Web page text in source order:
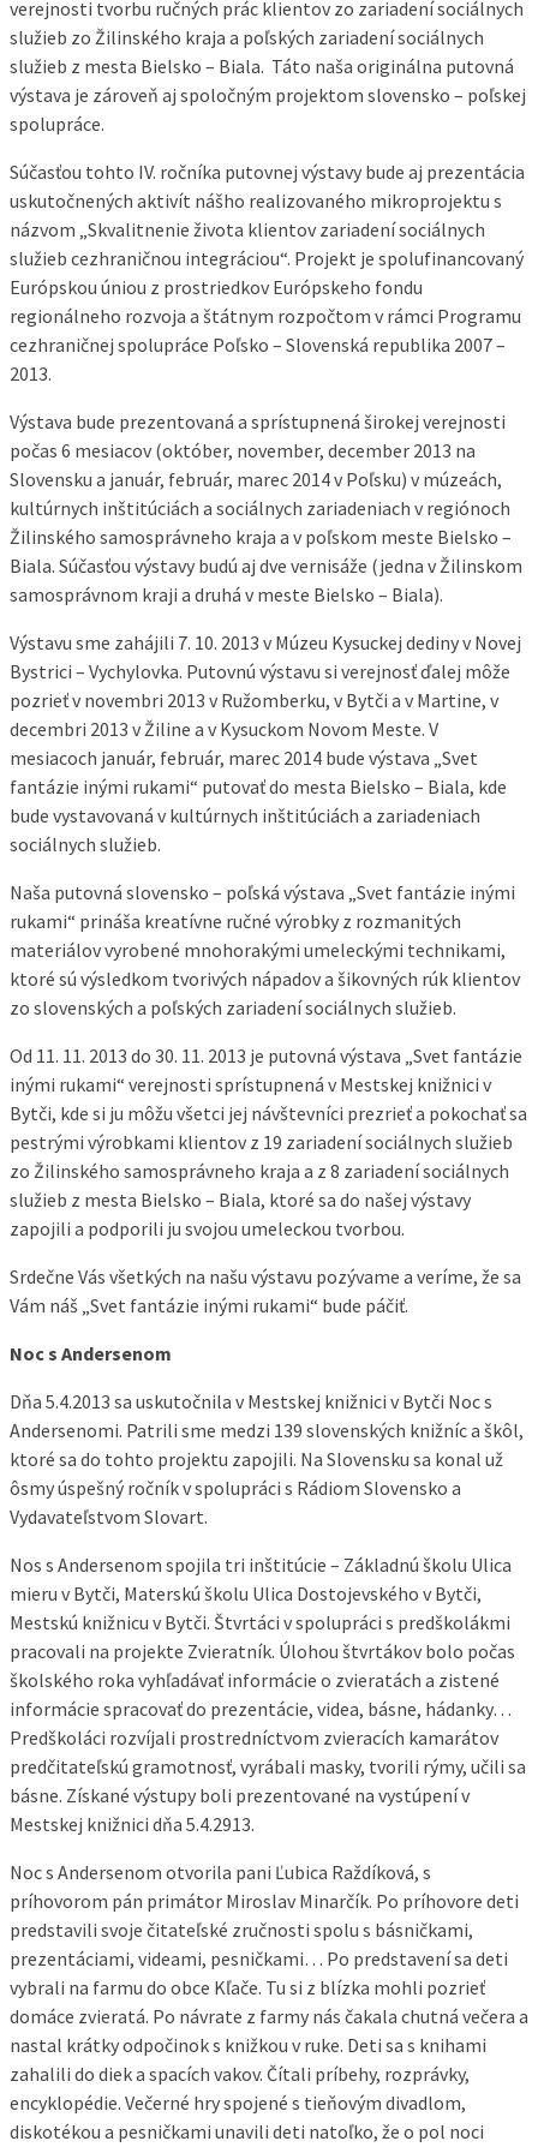
verejnosti tvorbu ručných prác klientov zo zariadení sociálnych
služieb zo Žilinského kraja a poľských zariadení sociálnych
služieb z mesta Bielsko – Biala. Táto naša originálna putovná
výstava je zároveň aj spoločným projektom slovensko – poľskej
spolupráce.
Súčasťou tohto IV. ročníka putovnej výstavy bude aj prezentácia
uskutočnených aktivít nášho realizovaného mikroprojektu s
názvom „Skvalitnenie života klientov zariadení sociálnych
služieb cezhraničnou integráciou“. Projekt je spolufinancovaný
Európskou úniou z prostriedkov Európskeho fondu
regionálneho rozvoja a štátnym rozpočtom v rámci Programu
cezhraničnej spolupráce Poľsko – Slovenská republika 2007 –
2013.
Výstava bude prezentovaná a sprístupnená širokej verejnosti
počas 6 mesiacov (október, november, december 2013 na
Slovensku a január, február, marec 2014 v Poľsku) v múzeách,
kultúrnych inštitúciách a sociálnych zariadeniach v regiónoch
Žilinského samosprávneho kraja a v poľskom meste Bielsko –
Biala. Súčasťou výstavy budú aj dve vernisáže (jedna v Žilinskom
samosprávnom kraji a druhá v meste Bielsko – Biala).
Výstavu sme zahájili 7. 10. 2013 v Múzeu Kysuckej dediny v Novej
Bystrici – Vychylovka. Putovnú výstavu si verejnosť ďalej môže
pozrieť v novembri 2013 v Ružomberku, v Bytči a v Martine, v
decembri 2013 v Žiline a v Kysuckom Novom Meste. V
mesiacoch január, február, marec 2014 bude výstava „Svet
fantázie inými rukami“ putovať do mesta Bielsko – Biala, kde
bude vystavovaná v kultúrnych inštitúciách a zariadeniach
sociálnych služieb.
Naša putovná slovensko – poľská výstava „Svet fantázie inými
rukami“ prináša kreatívne ručné výrobky z rozmanitých
materiálov vyrobené mnohorakými umeleckými technikami,
ktoré sú výsledkom tvorivých nápadov a šikovných rúk klientov
zo slovenských a poľských zariadení sociálnych služieb.
Od 11. 11. 2013 do 30. 11. 2013 je putovná výstava „Svet fantázie
inými rukami“ verejnosti sprístupnená v Mestskej knižnici v
Bytči, kde si ju môžu všetci jej návštevníci prezrieť a pokochať sa
pestrými výrobkami klientov z 19 zariadení sociálnych služieb
zo Žilinského samosprávneho kraja a z 8 zariadení sociálnych
služieb z mesta Bielsko – Biala, ktoré sa do našej výstavy
zapojili a podporili ju svojou umeleckou tvorbou.
Srdečne Vás všetkých na našu výstavu pozývame a veríme, že sa
Vám náš „Svet fantázie inými rukami“ bude páčiť.
Noc s Andersenom
Dňa 5.4.2013 sa uskutočnila v Mestskej knižnici v Bytči Noc s
Andersenomi. Patrili sme medzi 139 slovenských knižníc a škôl,
ktoré sa do tohto projektu zapojili. Na Slovensku sa konal už
ôsmy úspešný ročník v spolupráci s Rádiom Slovensko a
Vydavateľstvom Slovart.
Nos s Andersenom spojila tri inštitúcie – Základnú školu Ulica
mieru v Bytči, Materskú školu Ulica Dostojevského v Bytči,
Mestskú knižnicu v Bytči. Štvrtáci v spolupráci s predškolákmi
pracovali na projekte Zvieratník. Úlohou štvrtákov bolo počas
školského roka vyhľadávať informácie o zvieratách a zistené
informácie spracovať do prezentácie, videa, básne, hádanky…
Predškoláci rozvíjali prostredníctvom zvieracích kamarátov
predčitateľskú gramotnosť, vyrábali masky, tvorili rýmy, učili sa
básne. Získané výstupy boli prezentované na vystúpení v
Mestskej knižnici dňa 5.4.2913.
Noc s Andersenom otvorila pani Ľubica Raždíková, s
príhovorom pán primátor Miroslav Minarčík. Po príhovore deti
predstavili svoje čitateľské zručnosti spolu s básničkami,
prezentáciami, videami, pesničkami… Po predstavení sa deti
vybrali na farmu do obce Kľače. Tu si z blízka mohli pozrieť
domáce zvieratá. Po návrate z farmy nás čakala chutná večera a
nastal krátky odpočinok s knižkou v ruke. Deti sa s knihami
zahalili do diek a spacích vakov. Čítali príbehy, rozprávky,
encyklopédie. Večerné hry spojené s tieňovým divadlom,
diskotékou a pesničkami unavili deti natoľko, že o pol noci